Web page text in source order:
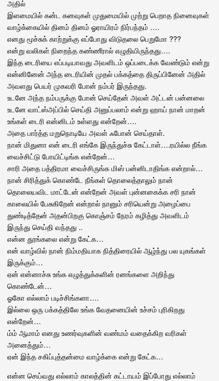
அதில்
இளமையில் கன்ட கனவுகள் முதுமையில் முற்று பெறாத நினைவுகள்
வாழ்க்கையில் தினம் தினம் ஓராயிரம் நிர்பந்தம் ….
எனது மூச்சுக் காற்றுக்கு எப்போது விடுதலை பெறுமோ ???
என்று வலிகள் நிறைந்த கண்ணீரால் எழுதியிருந்தது….
இந்த டைரியை எப்படியாவது அவளிடம் ஒப்படைக்க வேண்டும் என்று
என்னினேன் அந்த டைரியின் முதல் பக்கத்தை திருப்பினேன் அதில்
அவளது பெயர் முகவரி போன் நம்பர் இருந்தது.
உடனே அந்த நம்பருக்கு போன் செய்தேன் அவள் அட்டன் பன்னலை
உடனே வாட்ஸ்அப்பில் செய்தி அனுப்பலாம் என்று ஹாய் நான் மாறன்
உங்கள் டைரி என்னிடம் உள்ளது என்றேன்….
அதை பார்த்த மறுநொடியே அவள் ஃபோன் செய்தாள்.
நான் மிதுனா என் டைரி எங்கே இருந்துச்சு கேட்டாள்….ரயில்ல நீங்க
வைச்சிட்டு போயிட்டிங்க என்றேன்…
சாரி அதை பத்திரமா வைச்சிருங்க மிஸ் பன்னிடாதிங்க என்றால்…
நான் சிரித்துக் கொண்டே நீங்கள் தொலைத்தாலும் நான்
தொலையவிட மாட்டேன் என்றேன் அவள் புன்னகைக்க சரி நான்
காலையில் பேசுகிறேன் என்றால் நானும் சரியென்று அழைப்பை
துண்டித்தேன் அதன்பிறகு கொஞ்சம் நேரம் கழித்து அவளிடம்
இருந்து செய்தி வந்தது ..
என்ன தூங்கலை என்று கேட்க…
என் வாழ்வில் நான் நிம்மதியாக நித்திரையில் ஆழ்ந்து பல யுகங்கள்
இருக்கும்…
ஏன் என்னாச்சு உங்க எழுத்துக்களின் ரனங்களை அறிந்து
கொண்டேன்…
ஓகோ எல்லாம் படிச்சிங்களா….
இல்லை ஒரு பக்கத்திலே உங்க வேதனையின் உச்சம் புரிகிறது
என்றேன்…
ம்ம் ஆமாம் எனது உணர்வுகளின் வண்மம் வதைக்கிற வரிகள்
அனைத்தும்…
ஏன் இந்த சகிப்புத்தன்மை வாழ்க்கை என்று கேட்க…
என்ன செய்வது எல்லாம் காலத்தின் கட்டாயம் இப்போது எல்லாம்